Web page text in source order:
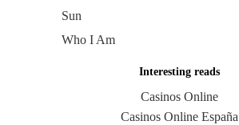
Sun
Who I Am
Interesting reads
Casinos Online
Casinos Online España